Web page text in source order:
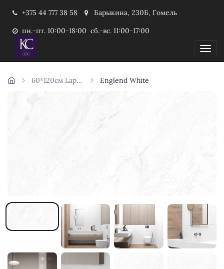
+375 44 777 38 58
Барыкина, 230Б, Гомель
пн.-пт. 10:00-18:00 сб.-вс. 11:00-17:00
60*120см Laparet Индия Englend White